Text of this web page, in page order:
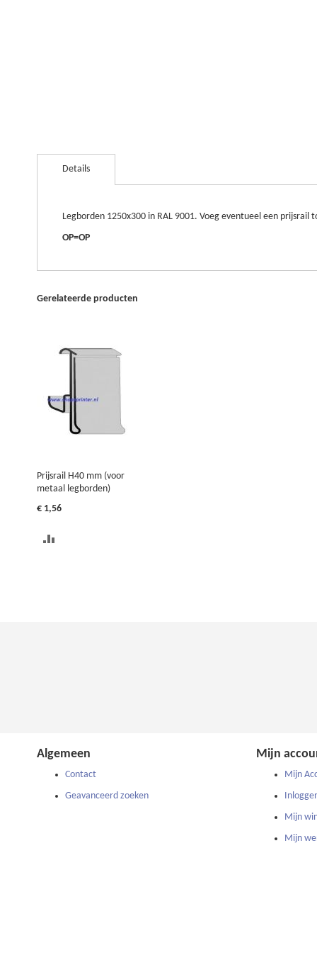
naar
gallerij
Details
Legborden 1250x300 in RAL 9001. Voeg eventueel een
OP=OP
Gerelateerde producten
Prijsrail H40 mm (voor
metaal legborden)
€ 1,56
Algemeen
Contact
Geavanceerd zoeken
Mijn
Mijn
Mijn
Mijn